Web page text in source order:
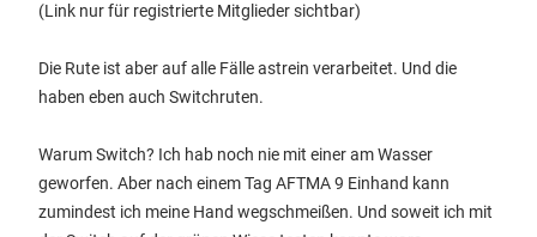
(Link nur für registrierte Mitglieder sichtbar)
Die Rute ist aber auf alle Fälle astrein verarbeitet. Und die
haben eben auch Switchruten.
Warum Switch? Ich hab noch nie mit einer am Wasser
geworfen. Aber nach einem Tag AFTMA 9 Einhand kann
zumindest ich meine Hand wegschmeißen. Und soweit ich mit